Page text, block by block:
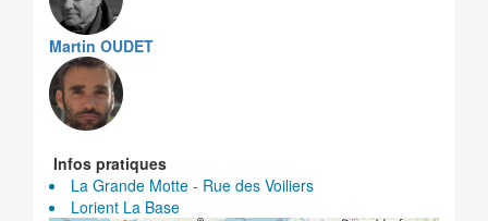
Martin OUDET
Infos pratiques
La Grande Motte - Rue des Voiliers
Lorient La Base